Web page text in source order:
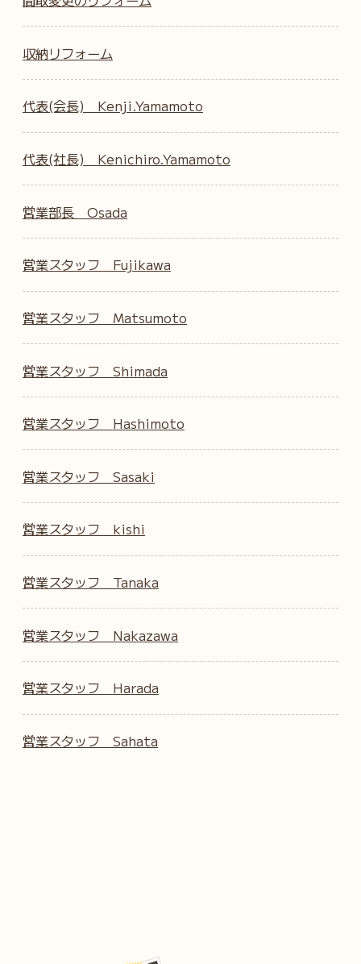
収納リフォーム
代表(会長) Kenji.Yamamoto
代表(社長) Kenichiro.Yamamoto
営業部長 Osada
営業スタッフ Fujikawa
営業スタッフ Matsumoto
営業スタッフ Shimada
営業スタッフ Hashimoto
営業スタッフ Sasaki
営業スタッフ kishi
営業スタッフ Tanaka
営業スタッフ Nakazawa
営業スタッフ Harada
営業スタッフ Sahata